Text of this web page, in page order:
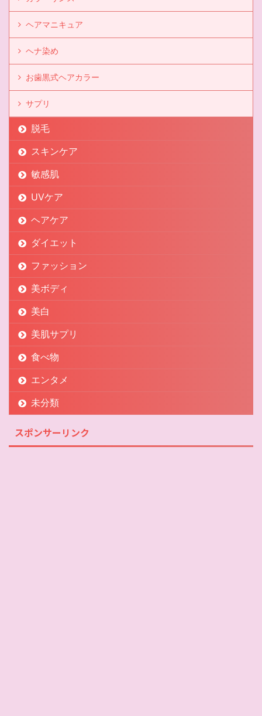
ヘアマニキュア
ヘナ染め
お歯黒式ヘアカラー
サプリ
脱毛
スキンケア
敏感肌
UVケア
ヘアケア
ダイエット
ファッション
美ボディ
美白
美肌サプリ
食べ物
エンタメ
未分類
スポンサーリンク